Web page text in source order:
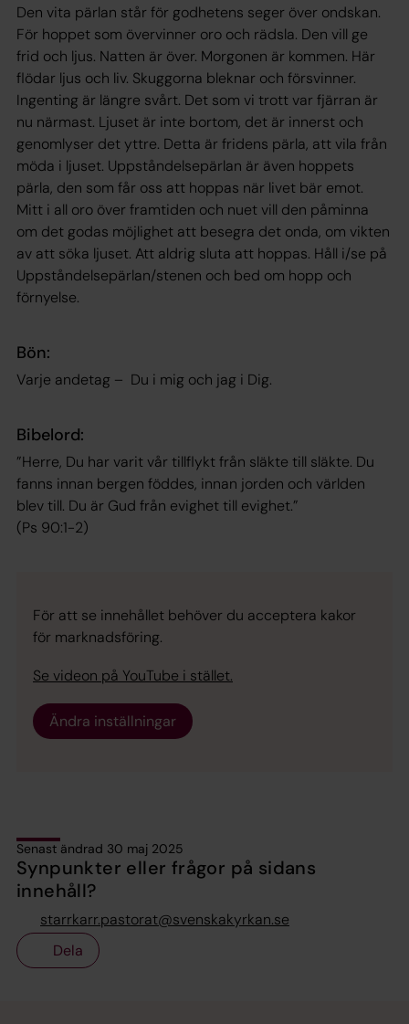
Den vita pärlan står för godhetens seger över ondskan.
För hoppet som övervinner oro och rädsla. Den vill ge
frid och ljus. Natten är över. Morgonen är kommen. Här
flödar ljus och liv. Skuggorna bleknar och försvinner.
Ingenting är längre svårt. Det som vi trott var fjärran är
nu närmast. Ljuset är inte bortom, det är innerst och
genomlyser det yttre. Detta är fridens pärla, att vila från
möda i ljuset. Uppståndelsepärlan är även hoppets
pärla, den som får oss att hoppas när livet bär emot.
Mitt i all oro över framtiden och nuet vill den påminna
om det godas möjlighet att besegra det onda, om vikten
av att söka ljuset. Att aldrig sluta att hoppas. Håll i/se på
Uppståndelsepärlan/stenen och bed om hopp och
förnyelse.
Bön:
Varje andetag – Du i mig och jag i Dig.
Bibelord:
”Herre, Du har varit vår tillflykt från släkte till släkte. Du
fanns innan bergen föddes, innan jorden och världen
blev till. Du är Gud från evighet till evighet.”
(Ps 90:1-2)
För att se innehållet behöver du acceptera kakor
för marknadsföring.
Se videon på YouTube i stället.
Ändra inställningar
Senast ändrad 30 maj 2025
Synpunkter eller frågor på sidans
innehåll?
starrkarr.pastorat@svenskakyrkan.se
Dela